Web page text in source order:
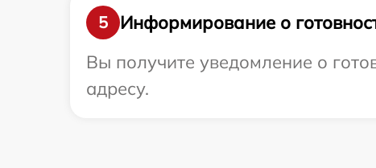
5
Информирование о
Вы получите уведомление о
адресу.